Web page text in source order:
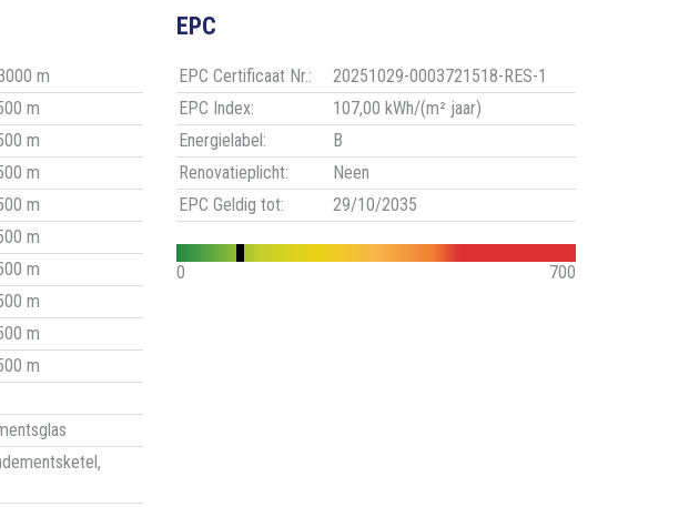
m
m
m
m
m
m
m
m
m
m
EPC
EPC Certificaat Nr.:
20251029-0003721518-RES-1
EPC Index:
107,00 kWh/(m² jaar)
Energielabel:
B
Renovatieplicht:
Neen
EPC Geldig tot:
29/10/2035
0 700